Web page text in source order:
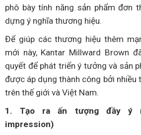
phô bày tính năng sản phẩm đơn
dựng ý nghĩa thương hiệu.
Để giúp các thương hiệu thêm
mới này, Kantar Millward Brown
quyết để phát triển ý tưởng và sản
được áp dụng thành công bởi nhiều
trên thế giới và Việt Nam.
1. Tạo ra ấn tượng đầy ý
impression)